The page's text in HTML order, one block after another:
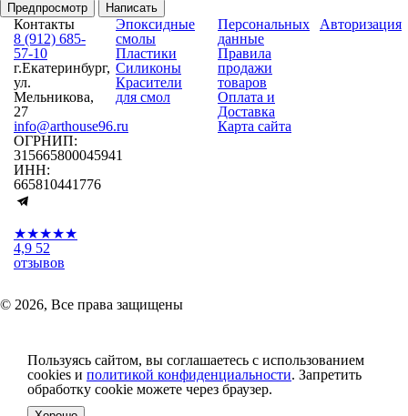
Предпросмотр Написать
Контакты
8 (912) 685-
57-10
г.Екатеринбург,
ул.
Мельникова,
27
info@arthouse96.ru
ОГРНИП:
315665800045941
ИНН:
665810441776
★★★★★
4,9 52
отзывов
Эпоксидные
смолы
Пластики
Силиконы
Красители
для смол
Персональных
данные
Правила
продажи
товаров
Оплата и
Доставка
Карта сайта
Авторизация
© 2026, Все права защищены
Пользуясь сайтом, вы соглашаетесь с использованием
cookies и политикой конфиденциальности. Запретить
обработку cookie можете через браузер.